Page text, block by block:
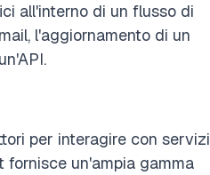
all'interno di un flusso di
l'aggiornamento di un
per interagire con servizi
fornisce un'ampia gamma